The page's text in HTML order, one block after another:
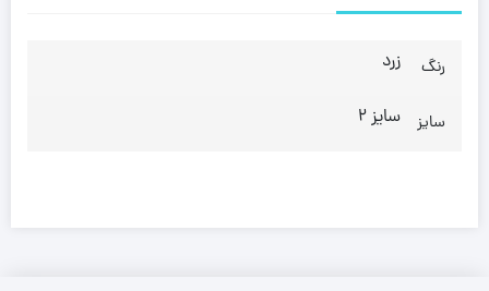
رنگ زرد
سایز سایز 2